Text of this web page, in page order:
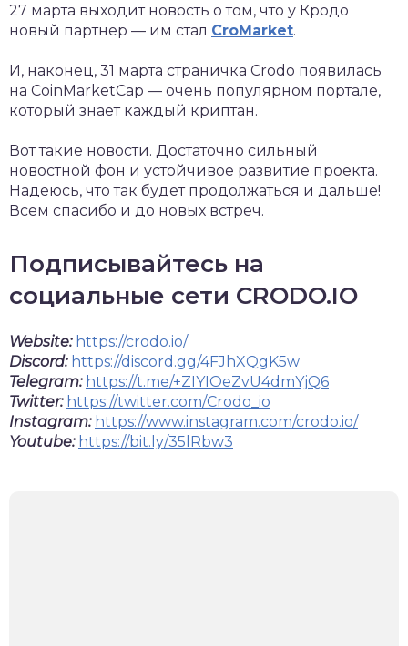
27 марта выходит новость о том, что у Кродо
новый партнёр — им стал CroMarket.
И, наконец, 31 марта страничка Crodo появилась
на CoinMarketCap — очень популярном портале,
который знает каждый криптан.
Вот такие новости. Достаточно сильный
новостной фон и устойчивое развитие проекта.
Надеюсь, что так будет продолжаться и дальше!
Всем спасибо и до новых встреч.
Подписывайтесь на
социальные сети CRODO.IO
Website: https://crodo.io/
Discord: https://discord.gg/4FJhXQgK5w
Telegram: https://t.me/+ZIYIOeZvU4dmYjQ6
Twitter: https://twitter.com/Crodo_io
Instagram: https://www.instagram.com/crodo.io/
Youtube: https://bit.ly/35lRbw3